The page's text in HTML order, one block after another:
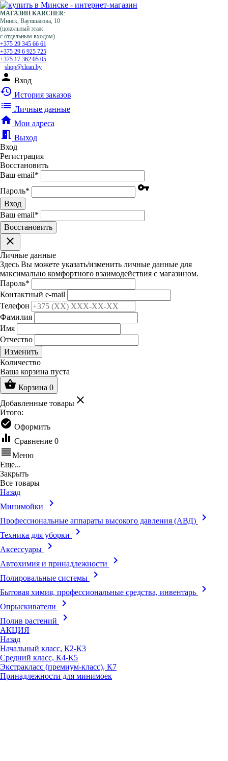
МАГАЗИН KARCHER:
Минск, Ваупшасова, 10
(цокольный этаж
с отдельным входом)
+375 29 345 66 61
+375 29 6 925 725
+375 17 362 05 05
shop@clean.by
person Вход
history История заказов
list Личные данные
home Мои адреса
meeting_room Выход
Вход
Регистрация
Восстановить
Ваш email*
Пароль* vpn_key
Вход
Ваш email*
Воcстановить
clear
Личные данные
Здесь Вы можете указать/изменить личные данные для
максимально комфортного взаимодействия с магазином.
Пароль*
Контактный e-mail
Телефон
Фамилия
Имя
Отчество
Изменить
Количество
Ваша корзина пуста
shopping_basket Корзина 0
Добавленные товары clear
Итого:
check_circle Оформить
equalizer Сравнение 0
reorderМеню
Еще...
Закрыть
Все товары
Назад
Минимойки
keyboard_arrow_right
Профессиональные аппараты высокого давления (АВД) keyboard_arrow_right
Техника для уборки keyboard_arrow_right
Аксессуары keyboard_arrow_right
Автохимия и принадлежности keyboard_arrow_right
Полировальные системы keyboard_arrow_right
Бытовая химия, профессиональные средства, инвентарь keyboard_arrow_right
Опрыскиватели keyboard_arrow_right
Полив растений keyboard_arrow_right
АКЦИЯ
Назад
Начальный класс, К2-К3
Средний класс, К4-К5
Экстракласс (премиум-класс), К7
Принадлежности для минимоек